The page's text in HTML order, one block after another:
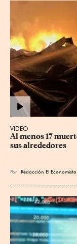
VIDEO
Al menos 17
sus alrededores
Por Redacción El Economista